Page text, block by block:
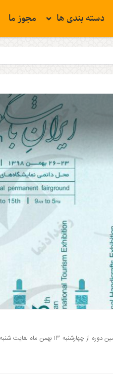
دسته بندی ها مجوز ما